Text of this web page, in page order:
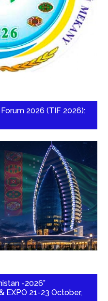
2026 (TIF 2026):
-2026”
EXPO 21-23 October,